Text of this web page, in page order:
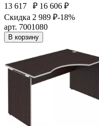
13 617
₽ 16 606 ₽
Скидка 2 989 ₽-18%
арт. 7001080
В корзину